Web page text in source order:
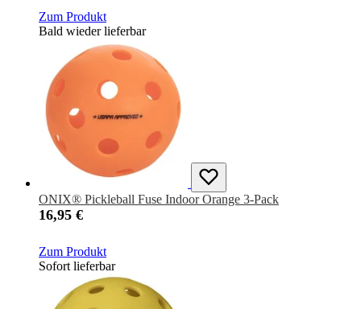
Zum Produkt
Bald wieder lieferbar
ONIX® Pickleball Fuse Indoor Orange 3-Pack
16,95 €
Zum Produkt
Sofort lieferbar